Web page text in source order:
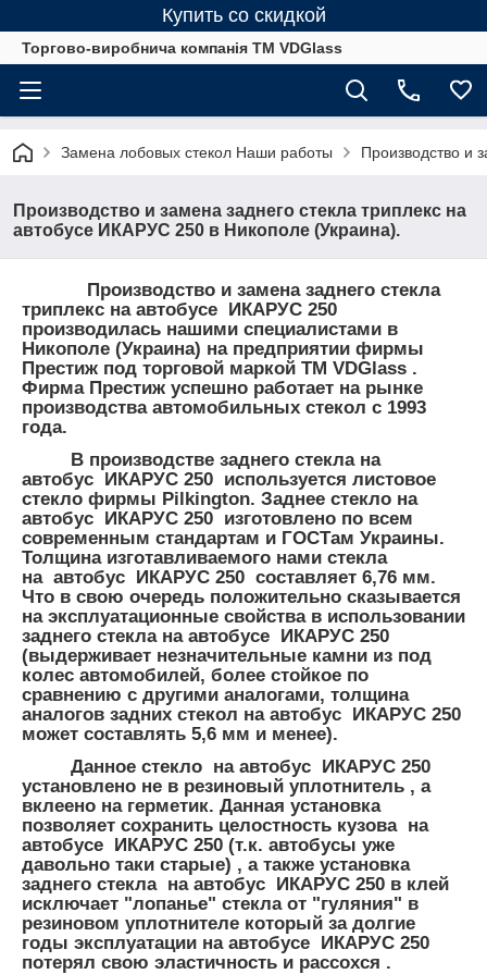
Купить со скидкой
Торгово-виробнича компанія ТМ VDGlass
Замена лобовых стекол Наши работы Производство и
Производство и замена заднего стекла триплекс на
автобусе ИКАРУС 250 в Никополе (Украина).
Производство и замена заднего стекла
триплекс на автобусе ИКАРУС 250
производилась нашими специалистами в
Никополе (Украина) на предприятии фирмы
Престиж под торговой маркой ТМ VDGlass .
Фирма Престиж успешно работает на рынке
производства автомобильных стекол с 1993
года.
В производстве заднего стекла на
автобус ИКАРУС 250 используется листовое
стекло фирмы Pilkington. Заднее стекло на
автобус ИКАРУС 250 изготовлено по всем
современным стандартам и ГОСТам Украины.
Толщинаизготавливаемого нами стекла
на автобус ИКАРУС 250 составляет 6,76 мм.
Что в свою очередь положительно сказывается
на эксплуатационные свойства в использовании
заднего стекла на автобусе ИКАРУС 250
(выдерживает незначительные камни из под
колес автомобилей, более стойкое по
сравнению с другими аналогами, толщина
аналогов задних стекол на автобус ИКАРУС 250
может составлять 5,6 мм и менее).
Данное стекло на автобус ИКАРУС 250
установлено не в резиновый уплотнитель , а
вклеено на герметик. Данная установка
позволяет сохранить целостность кузова на
автобусе ИКАРУС 250 (т.к. автобусы уже
давольно таки старые) , а также установка
заднего стекла на автобус ИКАРУС 250 в клей
исключает "лопанье" стекла от "гуляния" в
резиновом уплотнителе который за долгие
годы эксплуатации на автобусе ИКАРУС 250
потерял свою эластичность и рассохся .